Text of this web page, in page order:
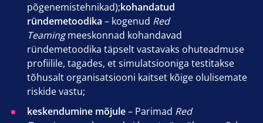
põgenemistehnikad);kohandatud
ründemetoodika – kogenud Red
Teamingmeeskonnad kohandavad
ründemetoodika täpselt vastavaks ohuteadmuse
profiilile, tagades, et simulatsiooniga testitakse
tõhusalt organisatsiooni kaitset kõige olulisemate
riskide vastu;
keskendumine mõjule– Parimad Red